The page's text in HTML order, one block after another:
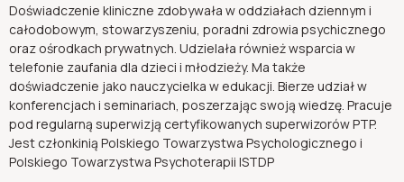
Doświadczenie kliniczne zdobywała w oddziałach dziennym i
całodobowym, stowarzyszeniu, poradni zdrowia psychicznego
oraz ośrodkach prywatnych. Udzielała również wsparcia w
telefonie zaufania dla dzieci i młodzieży. Ma także
doświadczenie jako nauczycielka w edukacji. Bierze udział w
konferencjach i seminariach, poszerzając swoją wiedzę. Pracuje
pod regularną superwizją certyfikowanych superwizorów PTP.
Jest członkinią Polskiego Towarzystwa Psychologicznego i
Polskiego Towarzystwa Psychoterapii ISTDP